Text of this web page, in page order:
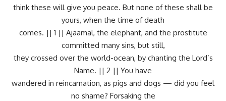
think these will give you peace. But none of these shall be
yours, when the time of death
comes. || 1 || Ajaamal, the elephant, and the prostitute
committed many sins, but still,
they crossed over the world-ocean, by chanting the Lord’s
Name. || 2 || You have
wandered in reincarnation, as pigs and dogs — did you feel
no shame? Forsaking the